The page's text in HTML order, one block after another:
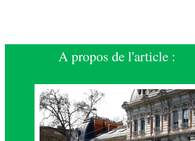
A propos de l'article :